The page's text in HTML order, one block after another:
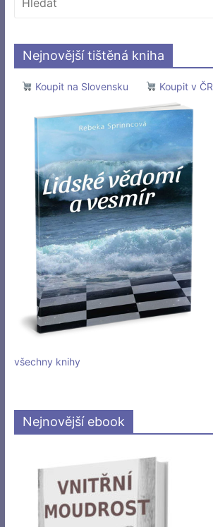
Nejnovější tištěná kniha
Koupit na Slovensku
Koupit v ČR
všechny knihy
Nejnovější ebook